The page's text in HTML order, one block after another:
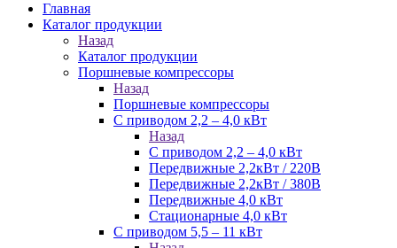
Главная
Каталог продукции
Назад
Каталог продукции
Поршневые компрессоры
Назад
Поршневые компрессоры
С приводом 2,2 – 4,0 кВт
Назад
С приводом 2,2 – 4,0 кВт
Передвижные 2,2кВт / 220В
Передвижные 2,2кВт / 380В
Передвижные 4,0 кВт
Стационарные 4,0 кВт
С приводом 5,5 – 11 кВт